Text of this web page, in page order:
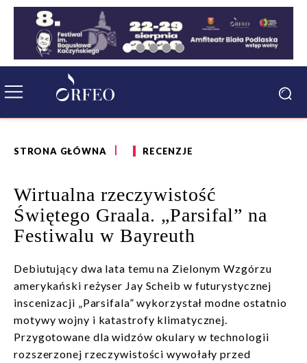
STRONA GŁÓWNA RECENZJE
Wirtualna rzeczywistość
Świętego Graala. „Parsifal” na
Festiwalu w Bayreuth
Debiutujący dwa lata temu na Zielonym Wzgórzu
amerykański reżyser Jay Scheib w futurystycznej
inscenizacji „Parsifala” wykorzystał modne ostatnio
motywy wojny i katastrofy klimatycznej.
Przygotowane dla widzów okulary w technologii
rozszerzonej rzeczywistości wywołały przed